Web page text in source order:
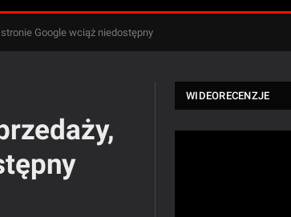
Google wciąż niedostępny
WIDEORECENZJE